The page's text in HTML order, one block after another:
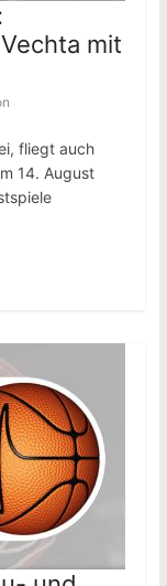
mit
fliegt auch
14. August